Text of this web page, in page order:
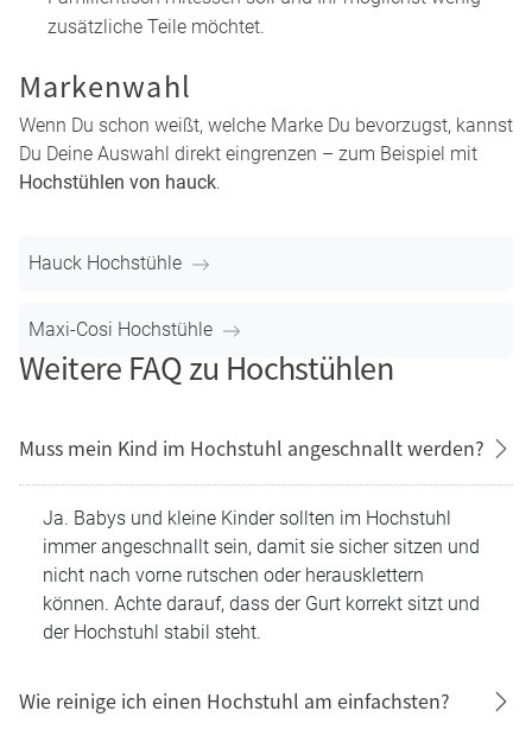
Überlege, wie Ihr den Hochstuhl im Alltag am häufigsten
Mit Essbrett:praktisch, wenn Du möglichst flexibel sein
Esstisch sitzen soll.
Ohne Essbrett:ideal, wenn Dein Kind direkt am
Familientisch mitessen soll und Ihr möglichst wenig
zusätzliche Teile möchtet.
Markenwahl